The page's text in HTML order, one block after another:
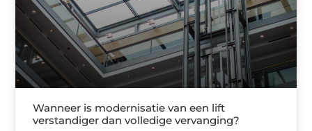
Wanneer is modernisatie van een lift
verstandiger dan volledige vervanging?